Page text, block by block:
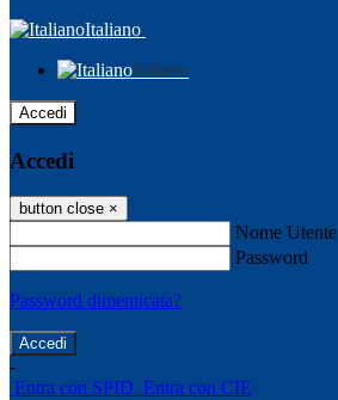
Italiano
Italiano
Accedi
Accedi
button close ×
Nome Utente
Password
Password dimenticata?
-
Entra con SPID Entra con CIE